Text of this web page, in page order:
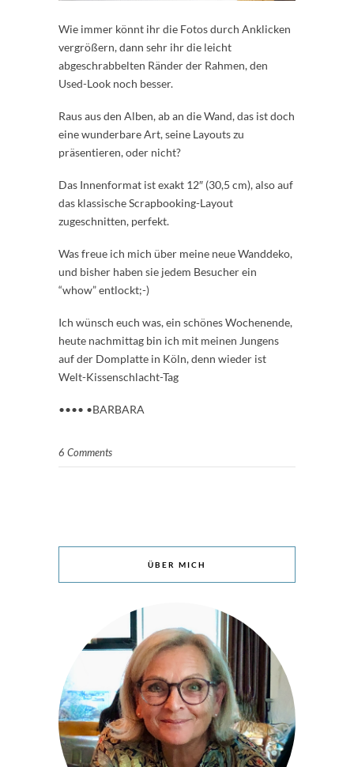
Wie immer könnt ihr die Fotos durch Anklicken
vergrößern, dann sehr ihr die leicht
abgeschrabbelten Ränder der Rahmen, den
Used-Look noch besser.
Raus aus den Alben, ab an die Wand, das ist doch
eine wunderbare Art, seine Layouts zu
präsentieren, oder nicht?
Das Innenformat ist exakt 12″ (30,5 cm), also auf
das klassische Scrapbooking-Layout
zugeschnitten, perfekt.
Was freue ich mich über meine neue Wanddeko,
und bisher haben sie jedem Besucher ein
“whow” entlockt;-)
Ich wünsch euch was, ein schönes Wochenende,
heute nachmittag bin ich mit meinen Jungens
auf der Domplatte in Köln, denn wieder ist
Welt-Kissenschlacht-Tag
•••• •BARBARA
6 Comments
ÜBER MICH